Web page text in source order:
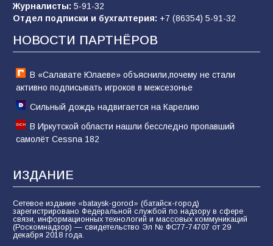
В России ответили на заявления Зеленского о
новой мобилизации
74 31.07.2026
Журналисты: 5-91-32
Отдел подписки и бухгалтерия: +7 (86354) 5-91-32
НОВОСТИ ПАРТНЁРОВ
В «Салавате Юлаеве» объяснили,почему не стали
активно подписывать игроков в межсезонье
Сильный дождь надвигается на Карелию
В Иркутской области нашли бесследно пропавший
самолёт Cessna 182
ИЗДАНИЕ
Сетевое издание «bataysk-gorod» (батайск-город)
зарегистрировано Федеральной службой по надзору в сфере
связи, информационных технологий и массовых коммуникаций
(Роскомнадзор) — свидетельство Эл № ФС77-74707 от 29
декабря 2018 года.